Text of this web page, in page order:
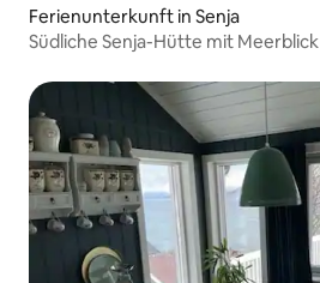
Ferienunterkunft in Senja
Südliche Senja-Hütte mit Meerblick